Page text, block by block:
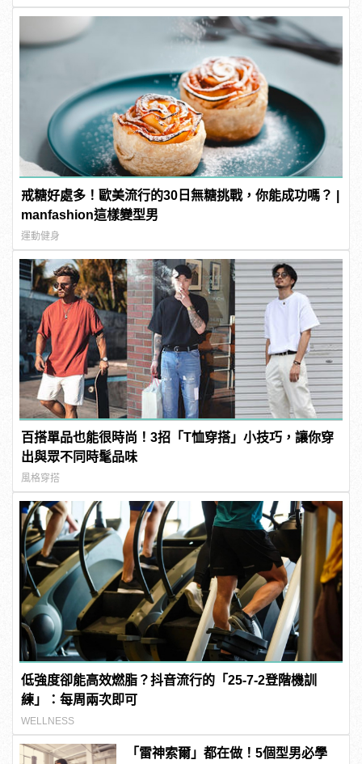
戒糖好處多！歐美流行的30日無糖挑戰，你能成功嗎？ |
manfashion這樣變型男
運動健身
百搭單品也能很時尚！3招「T恤穿搭」小技巧，讓你穿
出與眾不同時髦品味
風格穿搭
低強度卻能高效燃脂？抖音流行的「25-7-2登階機訓
練」：每周兩次即可
WELLNESS
「雷神索爾」都在做！5個型男必學